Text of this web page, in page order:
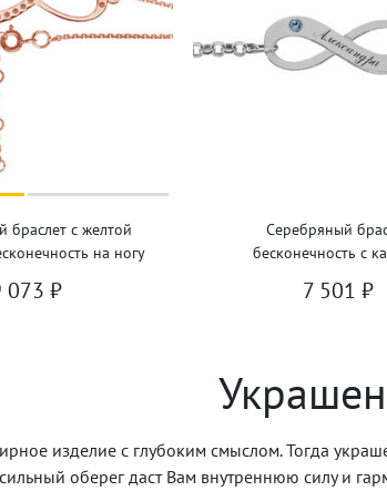
браслет с желтой
на ногу
073 ₽
Серебряный
бесконечность с
7 501 ₽
изделие с глубоким смыслом. Тогда
оберег даст Вам внутреннюю силу и